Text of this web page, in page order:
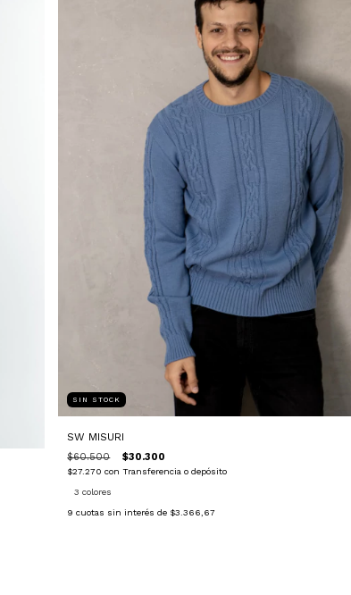
SIN STOCK
SW MISURI
$60.500 $30.300
$27.270con Transferencia o depósito
3 colores
9 cuotas sin interés de $3.366,67